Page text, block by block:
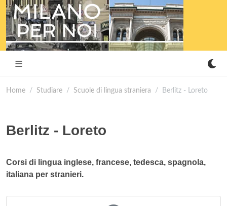
Home Studiare Scuole di lingua straniera Berlitz - Loreto
Berlitz - Loreto
Corsi di lingua inglese, francese, tedesca, spagnola,
italiana per stranieri.